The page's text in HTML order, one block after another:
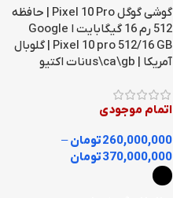
گوشی گوگل Pixel 10 Pro | حافظه
512 رم 16 گیگابایت ا Google
Pixel 10 pro 512/16 GB | گلوبال
آمریکا | us\ca\gbنات اکتیو
اتمام موجودی
260,000,000تومان–
370,000,000تومان